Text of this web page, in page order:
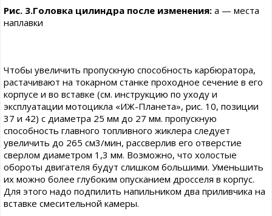
Рис. 3.Головка цилиндра после изменения: а — места
наплавки
Чтобы увеличить пропускную способность карбюратора,
растачивают на токарном станке проходное сечение в его
корпусе и во вставке (см. инструкцию по уходу и
эксплуатации мотоцикла «ИЖ-Планета», рис. 10, позиции
37 и 42) с диаметра 25 мм до 27 мм. пропускную
способность главного топливного жиклера следует
увеличить до 265 см3/мин, рассверлив его отверстие
сверлом диаметром 1,3 мм. Возможно, что холостые
обороты двигателя будут слишком большими. Уменьшить
их можно более глубоким опусканием дросселя в корпус.
Для этого надо подпилить напильником два приливчика на
вставке смесительной камеры.